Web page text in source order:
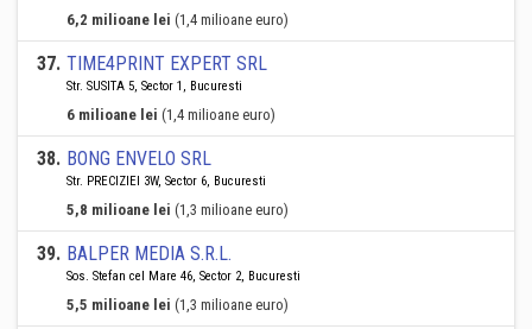
6,2 milioane lei (1,4 milioane euro)
37. TIME4PRINT EXPERT SRL
Str. SUSITA 5, Sector 1, Bucuresti
6 milioane lei (1,4 milioane euro)
38. BONG ENVELO SRL
Str. PRECIZIEI 3W, Sector 6, Bucuresti
5,8 milioane lei (1,3 milioane euro)
39. BALPER MEDIA S.R.L.
Sos. Stefan cel Mare 46, Sector 2, Bucuresti
5,5 milioane lei (1,3 milioane euro)